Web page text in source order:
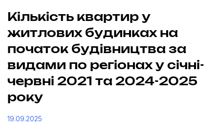
Кількість квартир у
житлових будинках на
початок будівництва за
видами по регіонах у січні-
червні 2021 та 2024-2025
року
19.09.2025